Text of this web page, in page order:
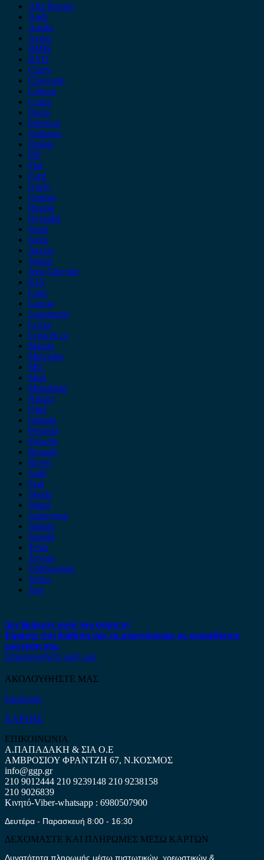
Alfa Romeo
Audi
Austin
Acura
BMW
BYD
Chery
Chevrolet
Citroen
Cupra
Dacia
Daewoo
Daihatsu
Dodge
DS
Fiat
Ford
Geely
Gonow
Honda
Hyundai
Isuzu
iveco
Jaecoo
Jaguar
Jeep Chrysler
KIA
Lada
Lancia
Leapmotor
Lexus
Lynk & co
Mazda
Mercedes
MG
Mini
Mitsubishi
Nissan
Opel
Omoda
Peugeot
Porsche
Renault
Rover
Saab
Seat
Skoda
Smart
ssangyong
Subaru
Suzuki
Tesla
Toyota
Volkswagen
Volvo
Xev
Δεν βρήκατε αυτό που ψάχνετε;
Είμαστε στη διάθεση σας να απαντήσουμε σε οποιαδήποτε
ερώτηση σας.
Επικοινωνήστε μαζί μας
ΑΚΟΛΟΥΘΗΣΤΕ ΜΑΣ
Facebook
ΧΑΡΤΗΣ
ΕΠΙΚΟΙΝΩΝΙΑ
Α.ΠΑΠΑΔΑΚΗ & ΣΙΑ Ο.Ε
ΑΜΒΡΟΣΙΟΥ ΦΡΑΝΤΖΗ 67, Ν.ΚΟΣΜΟΣ
info@ggp.gr
210 9012444 210 9239148 210 9238158
210 9026839
Κινητό-Viber-whatsapp : 6980507900
Δευτέρα - Παρασκευή 8:00 - 16:30
ΔΕΧΟΜΑΣΤΕ ΚΑΙ ΠΛΗΡΩΜΕΣ ΜΕΣΩ ΚΑΡΤΩΝ
Δυνατότητα πληρωμής μέσω πιστωτικών, χρεωστικών &